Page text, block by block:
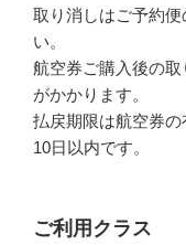
取り消しはご予約
い。
航空券ご購入後の
がかかります。
払戻期限は航空券
10日以内です。
ご利用クラス